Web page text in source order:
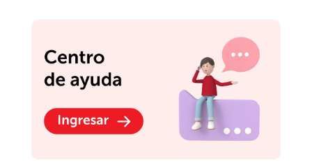
Lanzador con Animales
Happy Line Surtido
S/
90
19.90
lanzador Nerf N Series
Duo Pack
50.31
S/
69.90